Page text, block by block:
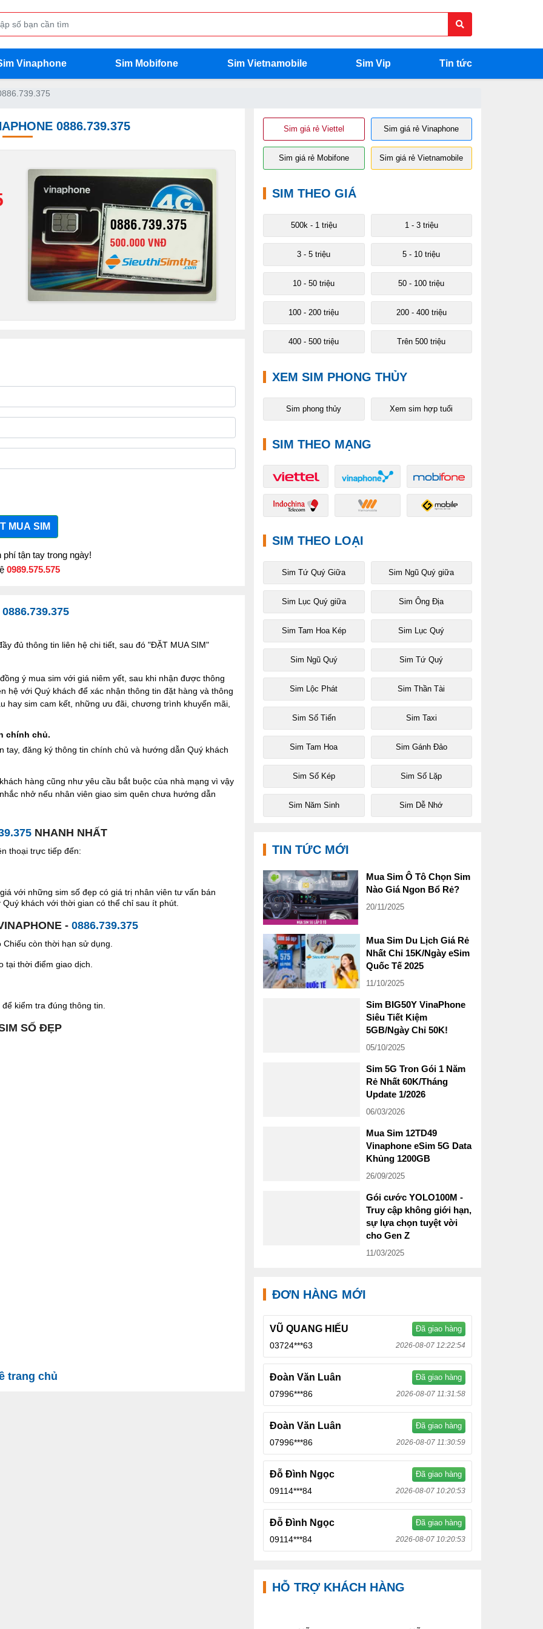
Vinaphone Sim Mobifone Sim Vietnamobile Sim Vip Tin tức
0886.739.375
MUA SIM
tận tay trong ngày!
0989.575.575
0886.739.375
đủ thông tin liên hệ chi tiết, sau đó "ĐẶT MUA SIM"
ý mua sim với giá niêm yết, sau khi nhận được thông
hệ với Quý khách để xác nhận thông tin đặt hàng và thông
hay sim cam kết, những ưu đãi, chương trình khuyến mãi,
chính chủ.
tay, đăng ký thông tin chính chủ và hướng dẫn Quý khách
hàng cũng như yêu cầu bắt buộc của nhà mạng vì vậy
nhở nếu nhân viên giao sim quên chưa hướng dẫn
NHANH NHẤT
thoại trực tiếp đến:
với những sim số đẹp có giá trị nhân viên tư vấn bán
khách với thời gian có thể chỉ sau ít phút.
- 0886.739.375
còn thời hạn sử dụng.
tại thời điểm giao dịch.
kiểm tra đúng thông tin.
SỐ ĐẸP
trang chủ
Sim giá rẻ Viettel Sim giá rẻ Vinaphone
Sim giá rẻ Mobifone Sim giá rẻ Vietnamobile
SIM THEO GIÁ
500k - 1 triệu 1 - 3 triệu
3 - 5 triệu 5 - 10 triệu
10 - 50 triệu 50 - 100 triệu
100 - 200 triệu 200 - 400 triệu
400 - 500 triệu Trên 500 triệu
XEM SIM PHONG THỦY
Sim phong thủy Xem sim hợp tuổi
SIM THEO MẠNG
SIM THEO LOẠI
Sim Tứ Quý Giữa Sim Ngũ Quý giữa
Sim Lục Quý giữa Sim Ông Địa
Sim Tam Hoa Kép Sim Lục Quý
Sim Ngũ Quý Sim Tứ Quý
Sim Lộc Phát Sim Thần Tài
Sim Số Tiến Sim Taxi
Sim Tam Hoa Sim Gánh Đảo
Sim Số Kép Sim Số Lặp
Sim Năm Sinh Sim Dễ Nhớ
TIN TỨC MỚI
Mua Sim Ô Tô Chọn Sim
Nào Giá Ngon Bổ Rẻ?
20/11/2025
Mua Sim Du Lịch Giá Rẻ
Nhất Chỉ 15K/Ngày eSim
Quốc Tế 2025
11/10/2025
Sim BIG50Y VinaPhone
Siêu Tiết Kiệm
5GB/Ngày Chỉ 50K!
05/10/2025
Sim 5G Tron Gói 1 Năm
Rẻ Nhất 60K/Tháng
Update 1/2026
06/03/2026
Mua Sim 12TD49
Vinaphone eSim 5G Data
Khủng 1200GB
26/09/2025
Gói cước YOLO100M -
Truy cập không giới hạn,
sự lựa chọn tuyệt vời
cho Gen Z
11/03/2025
ĐƠN HÀNG MỚI
VŨ QUANG HIẾU Đã giao hàng
03724***63 2026-08-07 12:22:54
Đoàn Văn Luân Đã giao hàng
07996***86 2026-08-07 11:31:58
Đoàn Văn Luân Đã giao hàng
07996***86 2026-08-07 11:30:59
Đỗ Đình Ngọc Đã giao hàng
09114***84 2026-08-07 10:20:53
Đỗ Đình Ngọc Đã giao hàng
09114***84 2026-08-07 10:20:53
HỖ TRỢ KHÁCH HÀNG